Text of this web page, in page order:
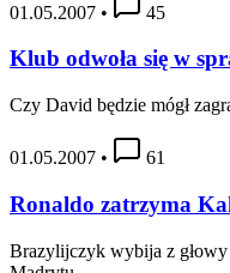
01.05.2007 • 45
Klub odwoła się w
Czy David będzie mógł
01.05.2007 • 61
Ronaldo zatrzyma
Brazylijczyk wybija z